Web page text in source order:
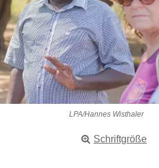
LPA/Hannes Wisthaler
Schriftgröße